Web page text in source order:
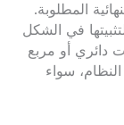
المطلوبة.
في الشكل
دائري أو مربع
سواء